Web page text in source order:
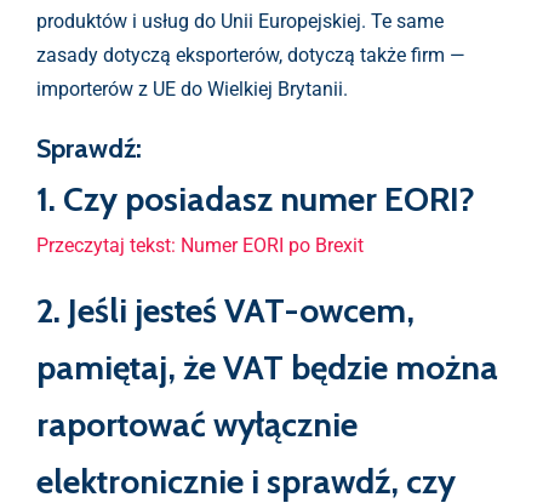
produktów i usług do Unii Europejskiej. Te same
zasady dotyczą eksporterów, dotyczą także firm —
importerów z UE do Wielkiej Brytanii.
Sprawdź:
1. Czy posiadasz numer EORI?
Przeczytaj tekst: Numer EORI po Brexit
2. Jeśli jesteś VAT-owcem,
pamiętaj, że VAT będzie można
raportować wyłącznie
elektronicznie i sprawdź, czy